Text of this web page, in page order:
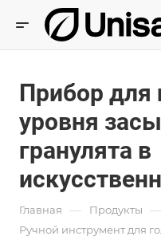
Прибор для
уровня
гранулята в
Главная — Продукты —
Ручной инструмент для